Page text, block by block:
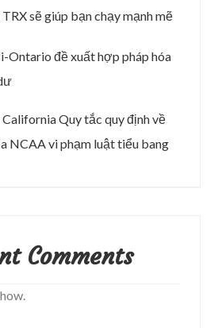
sẽ giúp bạn chạy mạnh mẽ
Ontario đề xuất hợp pháp hóa
California Quy tắc quy định về
NCAA vi phạm luật tiểu bang
Comments